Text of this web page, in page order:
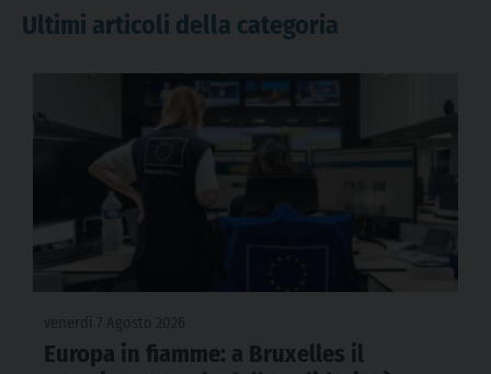
Ultimi articoli della categoria
Europa in fiamme: a Bruxelles il